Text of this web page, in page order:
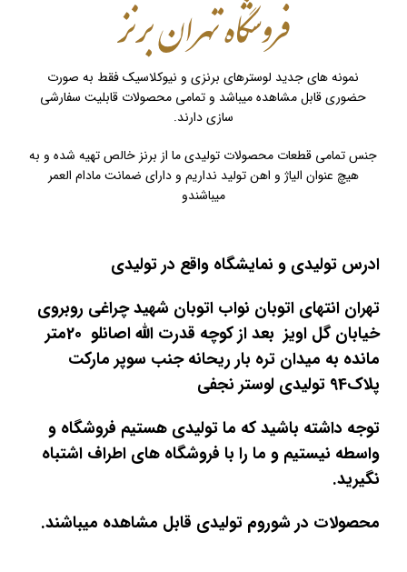
نمونه های جدید لوسترهای برنزی و نیوکلاسیک فقط به صورت
حضوری قابل مشاهده میباشد و تمامی محصولات قابلیت سفارشی
سازی دارند.
جنس تمامی قطعات محصولات تولیدی ما از برنز خالص تهیه شده و به
هیچ عنوان الیاژ و اهن تولید نداریم و دارای ضمانت مادام العمر
میباشندو
ادرس تولیدی و نمایشگاه واقع در تولیدی
تهران انتهای اتوبان نواب اتوبان شهید چراغی روبروی
خیابان گل اویز بعد از کوچه قدرت الله اصانلو 20متر
مانده به میدان تره بار ریحانه جنب سوپر مارکت
پلاک94 تولیدی لوستر نجفی
توجه داشته باشید که ما تولیدی هستیم فروشگاه و
واسطه نیستیم و ما را با فروشگاه های اطراف اشتباه
نگیرید.
محصولات در شوروم تولیدی قابل مشاهده میباشند.